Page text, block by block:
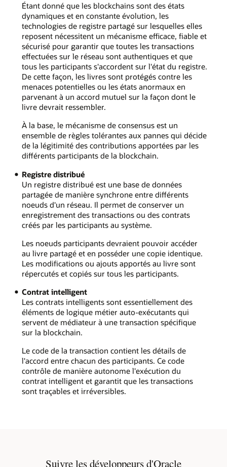
Étant donné que les blockchains sont des états
dynamiques et en constante évolution, les
technologies de registre partagé sur lesquelles elles
reposent nécessitent un mécanisme efficace, fiable et
sécurisé pour garantir que toutes les transactions
effectuées sur le réseau sont authentiques et que
tous les participants s'accordent sur l'état du registre.
De cette façon, les livres sont protégés contre les
menaces potentielles ou les états anormaux en
parvenant à un accord mutuel sur la façon dont le
livre devrait ressembler.
À la base, le mécanisme de consensus est un
ensemble de règles tolérantes aux pannes qui décide
de la légitimité des contributions apportées par les
différents participants de la blockchain.
Registre distribué
Un registre distribué est une base de données
partagée de manière synchrone entre différents
noeuds d'un réseau. Il permet de conserver un
enregistrement des transactions ou des contrats
créés par les participants au système.
Les noeuds participants devraient pouvoir accéder
au livre partagé et en posséder une copie identique.
Les modifications ou ajouts apportés au livre sont
répercutés et copiés sur tous les participants.
Contrat intelligent
Les contrats intelligents sont essentiellement des
éléments de logique métier auto-exécutants qui
servent de médiateur à une transaction spécifique
sur la blockchain.
Le code de la transaction contient les détails de
l'accord entre chacun des participants. Ce code
contrôle de manière autonome l'exécution du
contrat intelligent et garantit que les transactions
sont traçables et irréversibles.
Suivre les développeurs d'Oracle